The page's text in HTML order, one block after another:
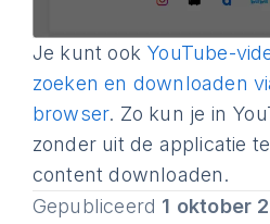
Je kunt ook YouTube-
zoeken en downloaden
browser. Zo kun je in
zonder uit de applicatie
content downloaden.
Gepubliceerd 1 oktober